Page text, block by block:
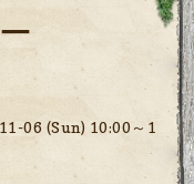
06 (Sun) 10:00～1